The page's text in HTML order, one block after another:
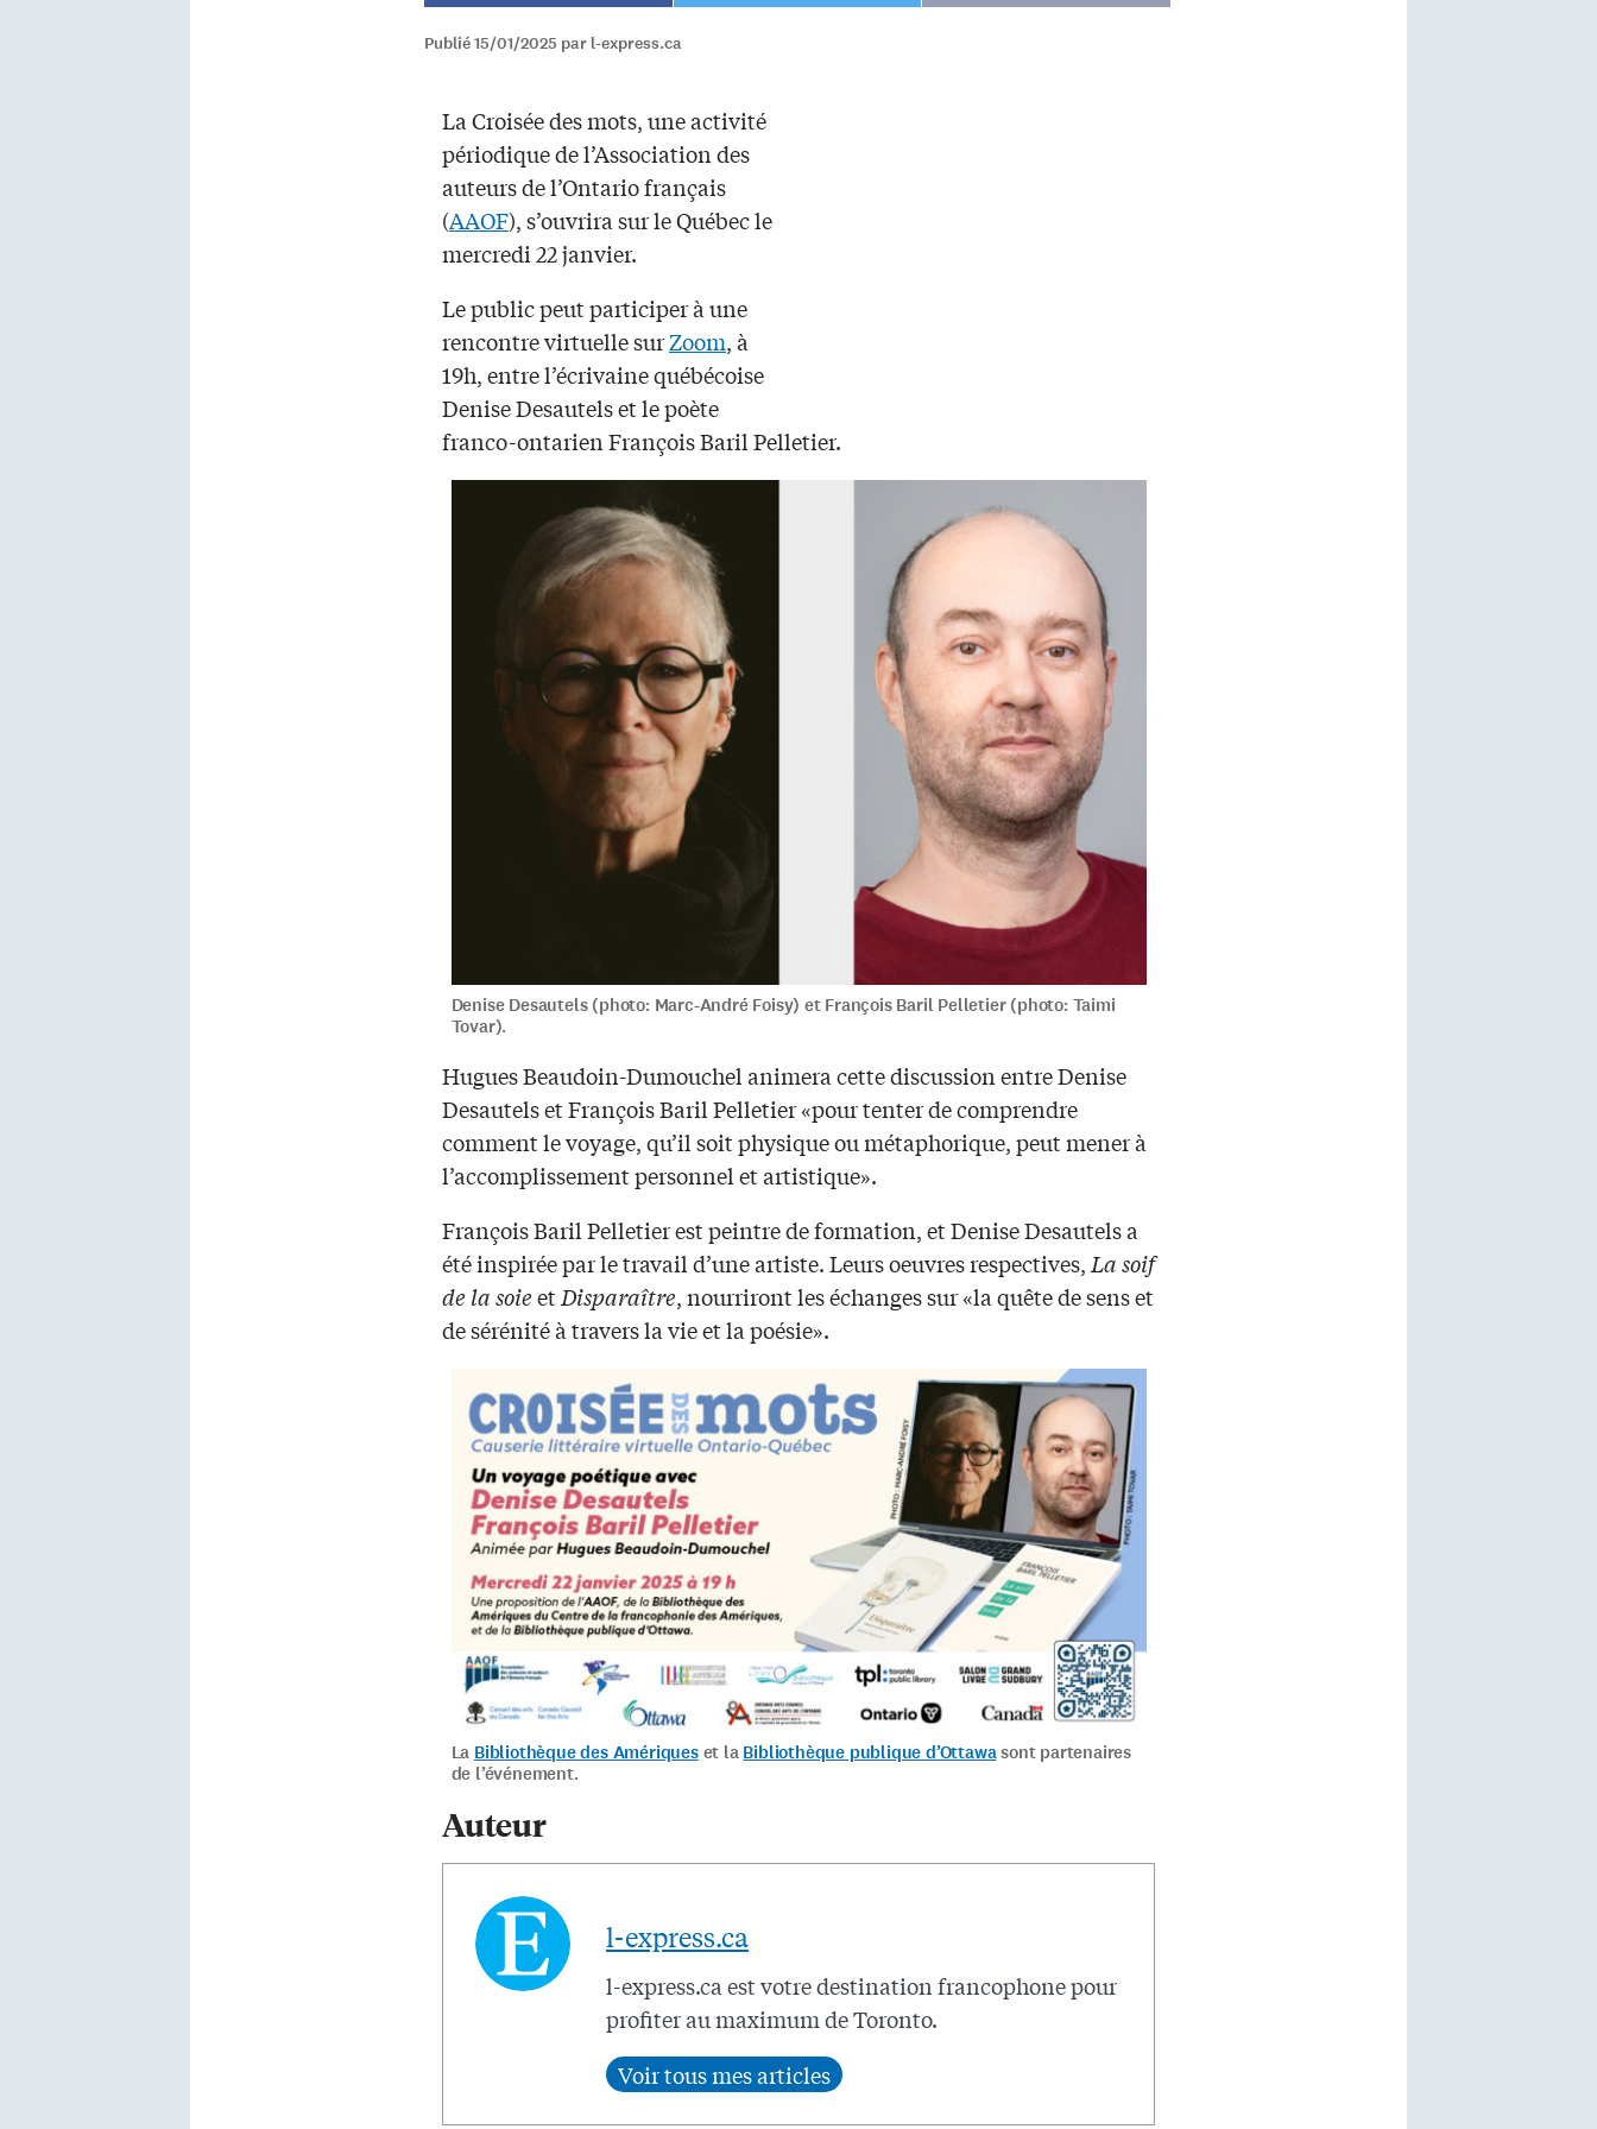
Publié 15/01/2025 par l-express.ca
La Croisée des mots, une activité
périodique de l’Association des
auteurs de l’Ontario français
(AAOF), s’ouvrira sur le Québec le
mercredi 22 janvier.
Le public peut participer à une
rencontre virtuelle surZoom, à
19h, entre l’écrivaine québécoise
Denise Desautels et le poète
franco-ontarien François Baril Pelletier.
Denise Desautels (photo: Marc-André Foisy) et François Baril Pelletier (photo: Taimi
Tovar).
Hugues Beaudoin-Dumouchel animera cette discussion entre Denise
Desautels et François Baril Pelletier «pour tenter de comprendre
comment le voyage, qu’il soit physique ou métaphorique, peut mener à
l’accomplissement personnel et artistique».
François Baril Pelletier est peintre de formation, et Denise Desautels a
été inspirée par le travail d’une artiste. Leurs oeuvres respectives, La soif
de la soieetDisparaître, nourriront les échanges sur «la quête de sens et
de sérénité à travers la vie et la poésie».
La Bibliothèque des Amériqueset la Bibliothèque publique d’Ottawasont partenaires
de l’événement.
Auteur
l-express.ca
l-express.ca est votre destination francophone pour
profiter au maximum de Toronto.